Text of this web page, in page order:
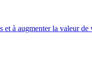
à augmenter la valeur de